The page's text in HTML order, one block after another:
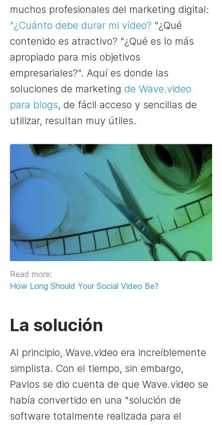
muchos profesionales del marketing digital:
"¿Cuánto debe durar mi vídeo? "¿Qué
contenido es atractivo? "¿Qué es lo más
apropiado para mis objetivos
empresariales?". Aquí es donde las
soluciones de marketing de Wave.video
para blogs, de fácil acceso y sencillas de
utilizar, resultan muy útiles.
Read more:
How Long Should Your Social Video Be?
La solución
Al principio, Wave.video era increíblemente
simplista. Con el tiempo, sin embargo,
Pavlos se dio cuenta de que Wave.video se
había convertido en una "solución de
software totalmente realizada para el